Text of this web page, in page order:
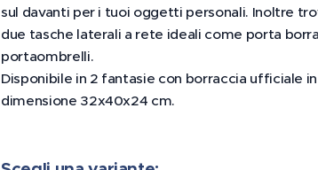
sul davanti per i tuoi oggetti personali. Inoltre
due tasche laterali a rete ideali come porta
portaombrelli.
Disponibile in 2 fantasie con borraccia ufficiale
dimensione 32x40x24 cm.